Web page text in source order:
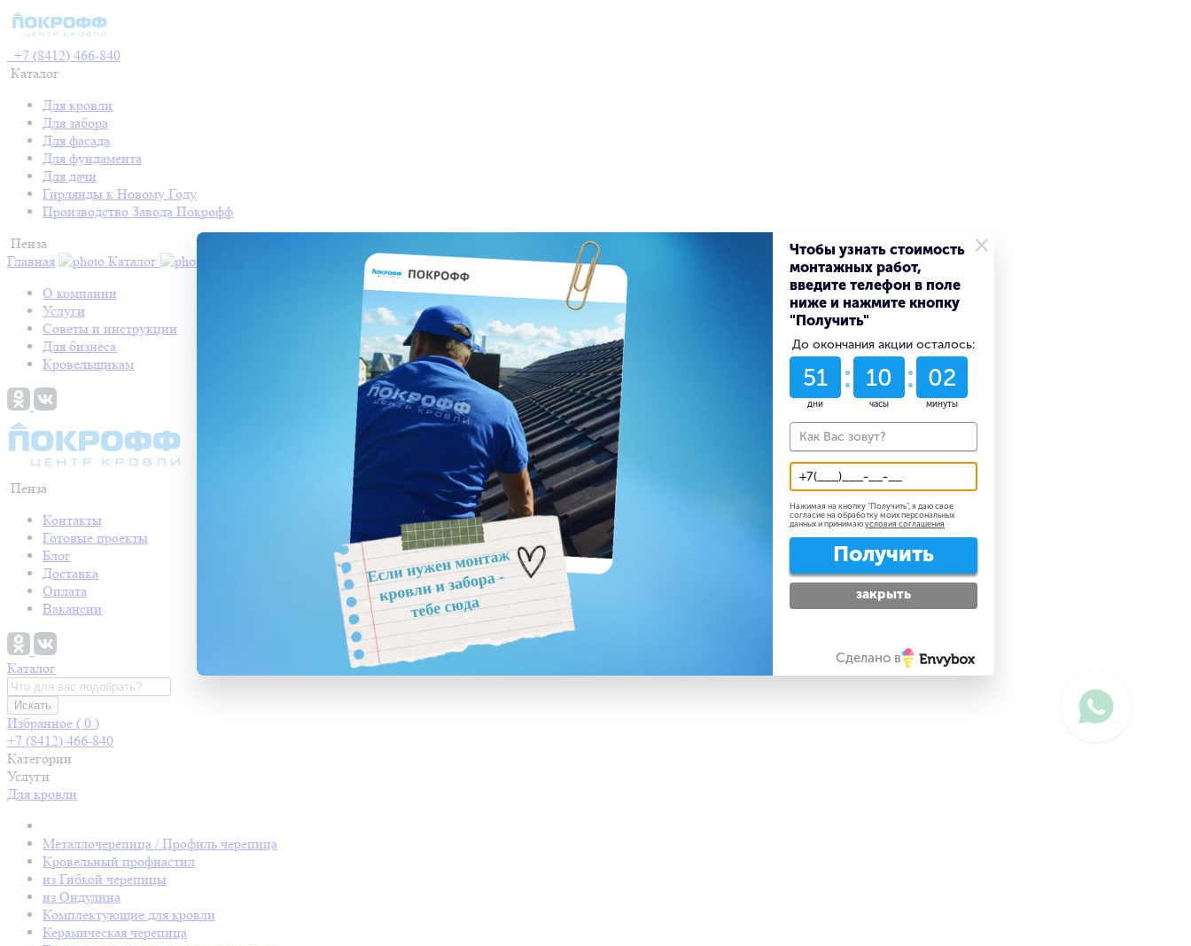
+7 (8412) 466-840
Каталог
Для кровли
Для забора
Для фасада
Для фундамента
Для дачи
Гирлянды к Новому Году
Производство Завода Покрофф
Пенза
Главная
Каталог Готовые проекты Блог Доставка Оплата Вакансии
О компании
Услуги
Советы и инструкции
Для бизнеса
Кровельщикам
Пенза
Контакты
Готовые проекты
Блог
Доставка
Оплата
Вакансии
Каталог
Искать
Избранное ( 0 )
+7 (8412) 466-840
Категории
Услуги
Для кровли
Металлочерепица / Профиль черепица
Кровельный профнастил
из Гибкой черепицы
из Ондулина
Комплектующие для кровли
Керамическая черепица
×
Чтобы узнать стоимость
монтажных работ,
введите телефон в поле
ниже и нажмите кнопку
"Получить"
До окончания акции осталось:
51
дни
10
часы
02
минуты
Нажимая на кнопку "Получить", я даю свое
согласие на обработку моих персональных
данных и принимаю условия соглашения
Получить
закрыть
Сделано в